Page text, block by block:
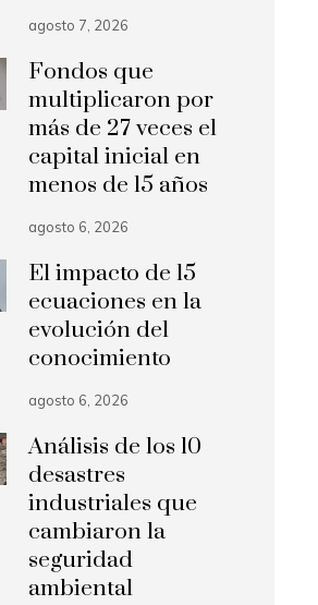
agosto 7, 2026
Fondos que
multiplicaron por
más de 27 veces el
capital inicial en
menos de 15 años
agosto 6, 2026
El impacto de 15
ecuaciones en la
evolución del
conocimiento
agosto 6, 2026
Análisis de los 10
desastres
industriales que
cambiaron la
seguridad
ambiental